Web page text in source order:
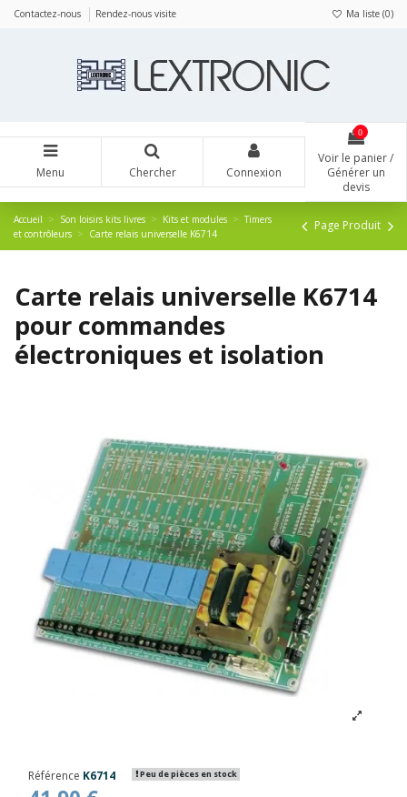
Contactez-nous Rendez-nous visite Ma liste (0)
Menu Chercher Connexion
0
Voir le panier /
Générer un
devis
Accueil Son loisirs kits livres Kits et modules
Timers
et contrôleurs
Carte relais universelle K6714
Page Produit
Carte relais universelle K6714
pour commandes
électroniques et isolation
Référence K6714 Peu de pièces en stock
Panneau de gestion des cookies